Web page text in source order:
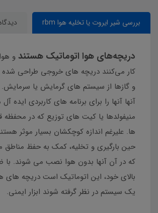
بررسی شیر ایروت یا تخلیه هوا rbm
دریچه‌های هوا اتوماتیک هستند و
کار می‌کنند دریچه های خروجی طراحی
و گازها از سیستم های گرمایش یا
آنها آنها را برای برنامه های کاربردی ایده
منیفولدها یا کیت های توزیع که در محفظه
ها. علیرغم اندازه کوچکشان بسیار موثر
حین بارگیری و تخلیه، کمک به حفظ
که در آن آنها بدون هوا نصب می شوند. با
بالای خود، این اتوماتیک است دریچه های
یک سیستم در نظر گرفته شوند ابزار ایمنی.